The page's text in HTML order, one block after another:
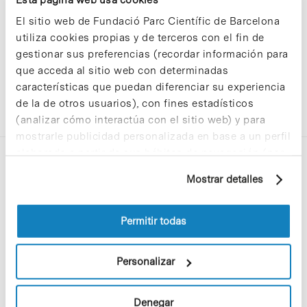
El sitio web de Fundació Parc Científic de Barcelona
utiliza cookies propias y de terceros con el fin de
gestionar sus preferencias (recordar información para
que acceda al sitio web con determinadas
características que puedan diferenciar su experiencia
de la de otros usuarios), con fines estadísticos
(analizar cómo interactúa con el sitio web) y para
mostrarle publicidad personalizada en base a un perfil
elaborado a partir de sus hábitos de navegación (por
información sobre las cookies puede consultar
la Política de cookies del sitio web.
Mostrar detalles
Permitir todas
Personalizar
Denegar
C/Baldiri Reixac, 4-12 i 15